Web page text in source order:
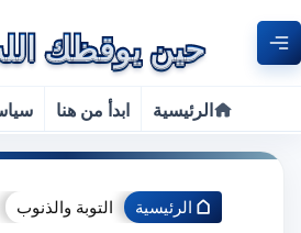
الرئيسية ابدأ من هنا
الرئيسية التوبة والذنوب